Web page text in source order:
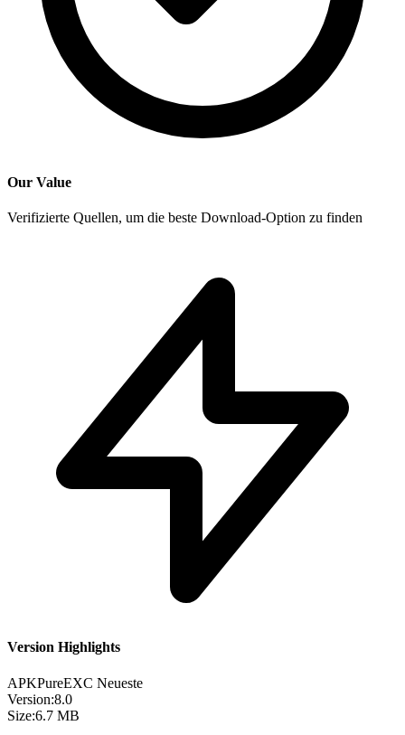
Our Value
Verifizierte Quellen, um die beste Download-Option zu finden
Version Highlights
APKPureEXC Neueste
Version:8.0
Size:6.7 MB